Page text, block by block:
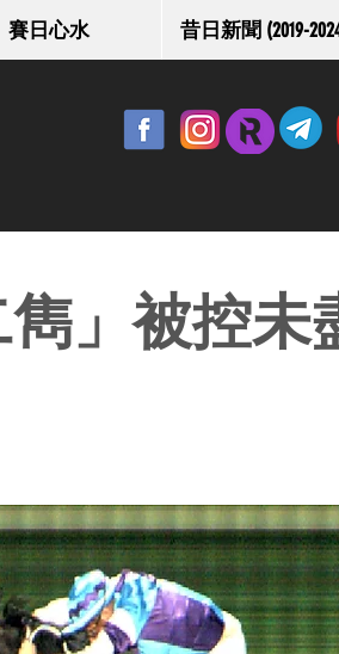
賽日心水 昔日新聞 (2019-
雋」被控未